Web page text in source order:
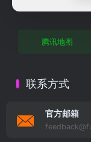
腾讯地图
联系方式
官方邮箱